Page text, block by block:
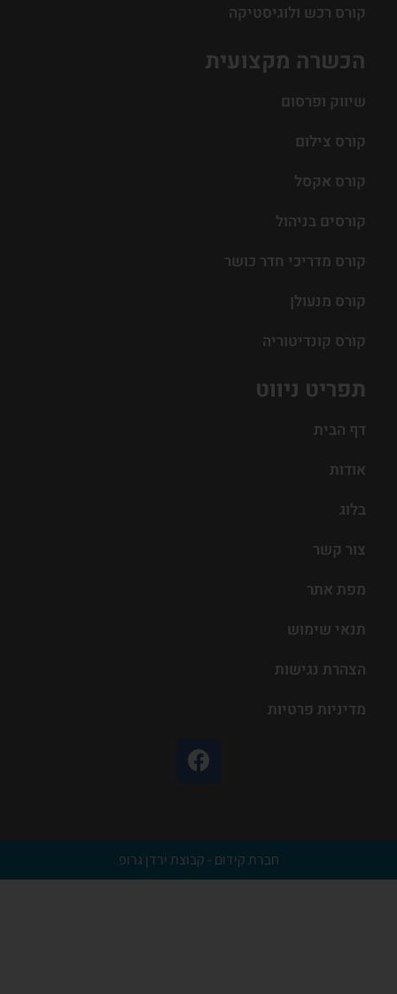
תפריט ניווט
דף הבית
אודות
בלוג
צור קשר
מפת אתר
תנאי שימוש
הצהרת נגישות
מדיניות פרטיות
הכשרה מקצועית
שיווק ופרסום
קורס צילום
קורס אקסל
קורסים בניהול
קורס מדריכי חדר כושר
קורס מנעולן
קורס קונדיטוריה
קורס רכש ולוגיסטיקה
חברת קידום - קבוצת ירדן גרופ